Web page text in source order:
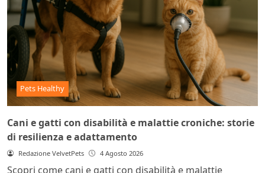
Pets Healthy
Cani e gatti con disabilità e malattie croniche: storie
di resilienza e adattamento
Redazione VelvetPets 4 Agosto 2026
Scopri come cani e gatti con disabilità e malattie